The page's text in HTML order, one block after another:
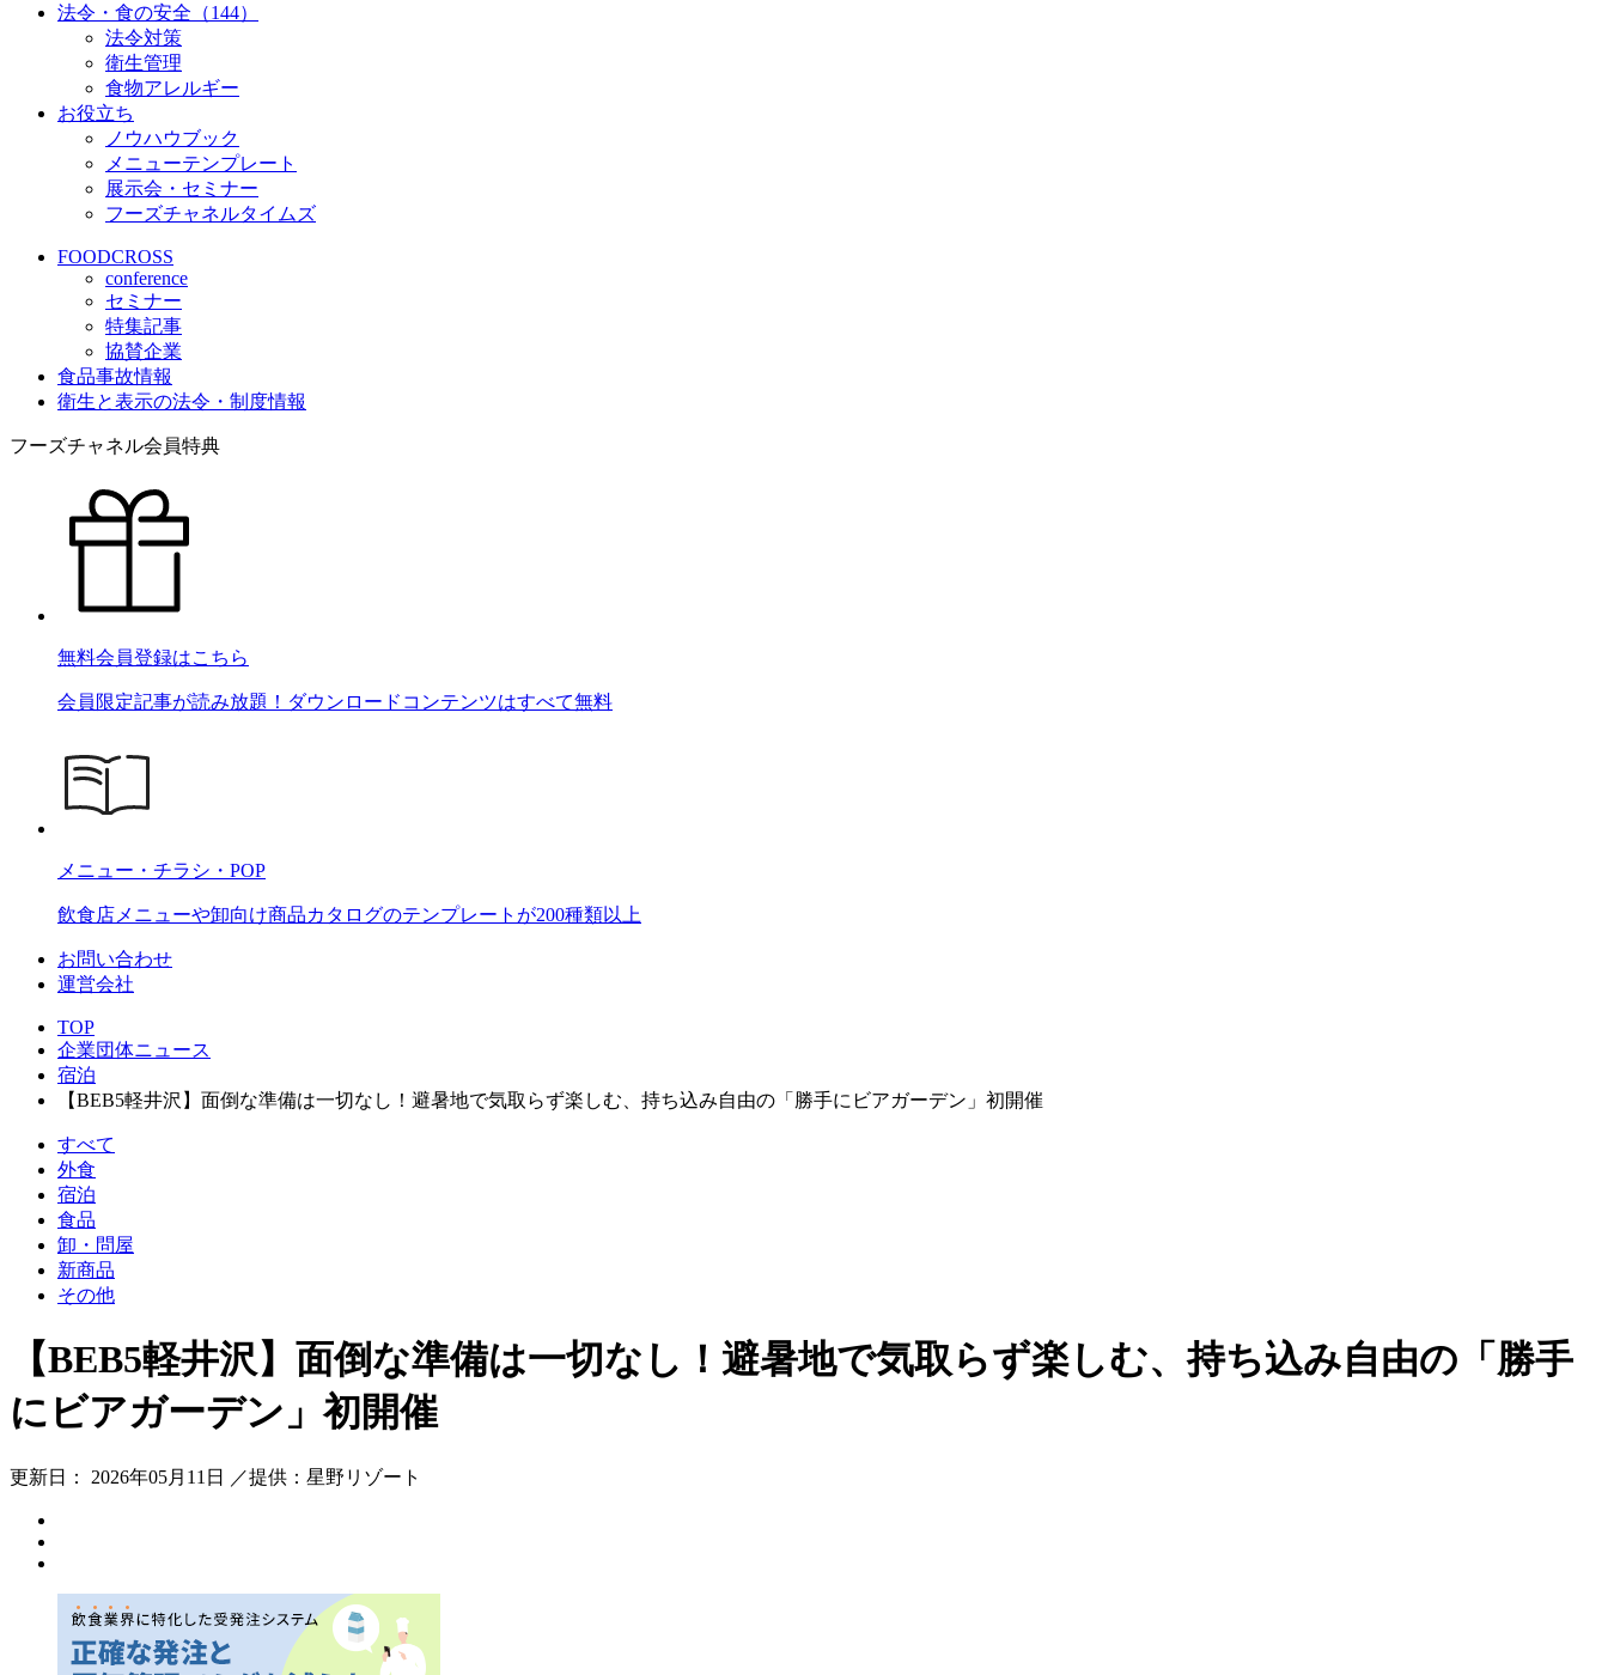
法令・食の安全（144）
法令対策
衛生管理
食物アレルギー
お役立ち
ノウハウブック
メニューテンプレート
展示会・セミナー
フーズチャネルタイムズ
FOODCROSS
conference
セミナー
特集記事
協賛企業
食品事故情報
衛生と表示の法令・制度情報
フーズチャネル会員特典
無料会員登録はこちら
会員限定記事が読み放題！ダウンロードコンテンツはすべて無料
メニュー・チラシ・POP
飲食店メニューや卸向け商品カタログのテンプレートが200種類以上
お問い合わせ
運営会社
TOP
企業団体ニュース
宿泊
【BEB5軽井沢】面倒な準備は一切なし！避暑地で気取らず楽しむ、持ち込み自由の「勝手にビアガーデン」初開催
すべて
外食
宿泊
食品
卸・問屋
新商品
その他
【BEB5軽井沢】面倒な準備は一切なし！避暑地で気取らず楽しむ、持ち込み自由の「勝手
にビアガーデン」初開催
更新日： 2026年05月11日 ／提供：星野リゾート